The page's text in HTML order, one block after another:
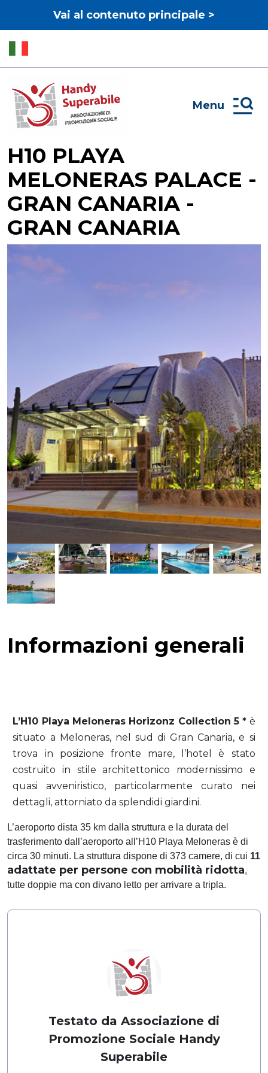
Vai al contenuto principale >
Menu
H10 PLAYA
MELONERAS PALACE -
GRAN CANARIA -
GRAN CANARIA
Informazioni generali
L’H10 Playa Meloneras Horizonz Collection 5 * è
situato a Meloneras, nel sud di Gran Canaria, e si
trova in posizione fronte mare, l’hotel è stato
costruito in stile architettonico modernissimo e
quasi avveniristico, particolarmente curato nei
dettagli, attorniato da splendidi giardini.
L’aeroporto dista 35 km dalla struttura e la durata del
trasferimento dall’aeroporto all’H10 Playa Meloneras è di
circa 30 minuti. La struttura dispone di 373 camere, di cui 11
adattate per persone con mobilità ridotta,
tutte doppie ma con divano letto per arrivare a tripla.
Testato da Associazione di
Promozione Sociale Handy
Superabile